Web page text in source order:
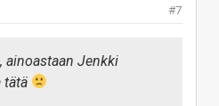
#7
ainoastaan Jenkki
tätä